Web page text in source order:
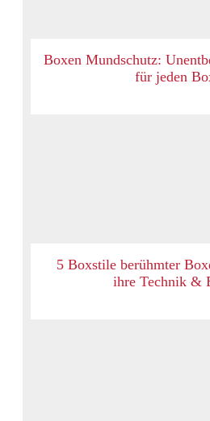
Boxen Mundschutz:
für jeden
5 Boxstile berühmter
ihre Technik &